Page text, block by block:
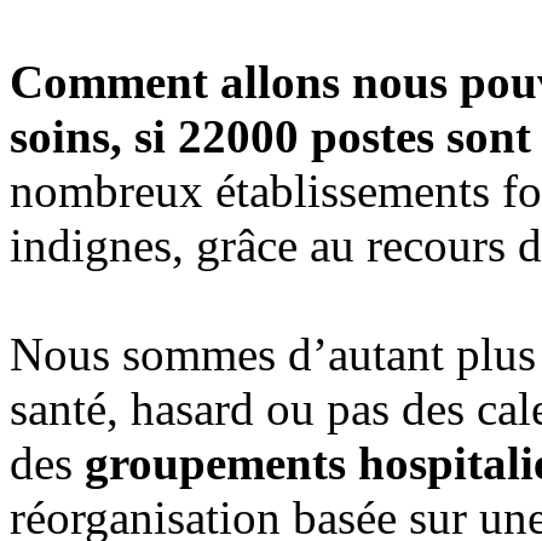
Comment allons nous
soins, si 22000 postes
nombreux établissements
indignes, grâce au recours
Nous sommes d’autant
santé, hasard ou pas des
des groupements
réorganisation basée sur